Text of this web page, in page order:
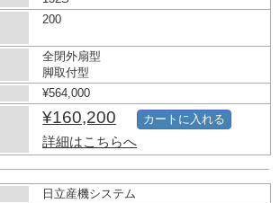
200
全閉外扇型
脚取付型
¥564,000
¥160,200
詳細はこちらへ
カートに入れる
日立産機システム